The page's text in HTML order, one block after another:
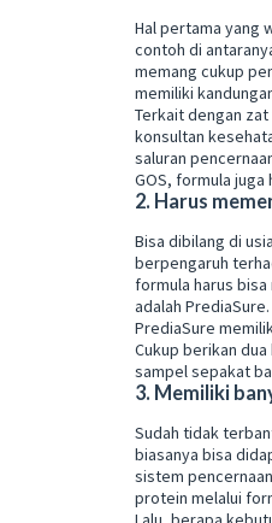
Hal pertama yang
contoh di
memang cukup
memiliki
Terkait dengan
konsultan
saluran
GOS, formula
2. Harus
Bisa dibilang di
berpengaruh
formula harus
adalah PrediaSure.
PrediaSure
Cukup berikan
sampel sepakat
3. Memiliki
Sudah tidak
biasanya bisa
sistem
protein melalui